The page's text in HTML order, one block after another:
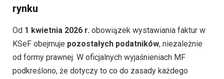
rynku
Od 1 kwietnia 2026 r. obowiązek wystawiania faktur w
KSeF obejmuje pozostałych podatników, niezależnie
od formy prawnej. W oficjalnych wyjaśnieniach MF
podkreślono, że dotyczy to co do zasady każdego